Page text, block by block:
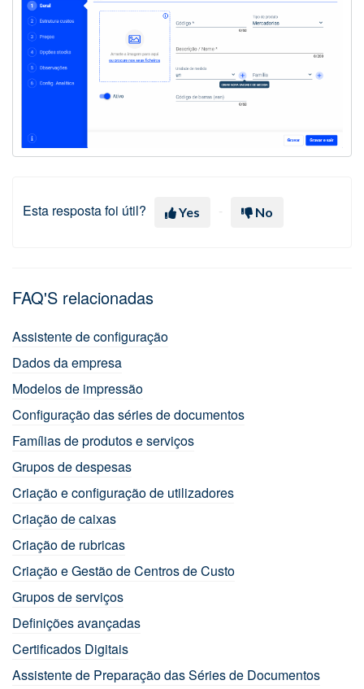
Esta resposta foi útil? Yes No
FAQ'S relacionadas
Assistente de configuração
Dados da empresa
Modelos de impressão
Configuração das séries de documentos
Famílias de produtos e serviços
Grupos de despesas
Criação e configuração de utilizadores
Criação de caixas
Criação de rubricas
Criação e Gestão de Centros de Custo
Grupos de serviços
Definições avançadas
Certificados Digitais
Assistente de Preparação das Séries de Documentos